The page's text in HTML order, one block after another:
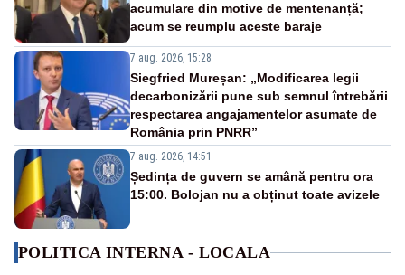
acumulare din motive de mentenanță;
acum se reumplu aceste baraje
7 aug. 2026, 15:28
Siegfried Mureșan: „Modificarea legii
decarbonizării pune sub semnul întrebării
respectarea angajamentelor asumate de
România prin PNRR”
7 aug. 2026, 14:51
Ședința de guvern se amână pentru ora
15:00. Bolojan nu a obținut toate avizele
POLITICA INTERNA - LOCALA